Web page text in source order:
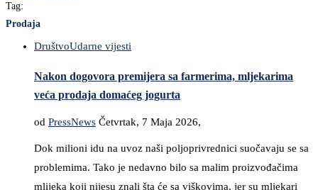
Tag:
Prodaja
DruštvoUdarne vijesti
Nakon dogovora premijera sa farmerima, mljekarima
veća prodaja domaćeg jogurta
od PressNews Četvrtak, 7 Maja 2026,
Dok milioni idu na uvoz naši poljoprivrednici suočavaju se sa
problemima. Tako je nedavno bilo sa malim proizvođačima
mlijeka koji nijesu znali šta će sa viškovima, jer su mljekari